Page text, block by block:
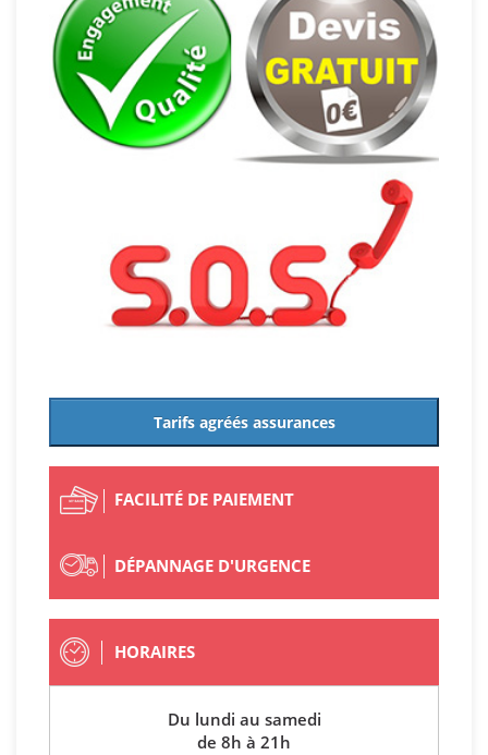
Tarifs agréés assurances
FACILITÉ DE PAIEMENT
DÉPANNAGE D'URGENCE
HORAIRES
Du lundi au samedi
de 8h à 21h